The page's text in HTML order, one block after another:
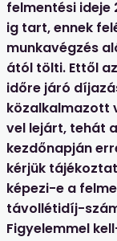
felmentési ideje
ig tart, ennek
munkavégzés
ától tölti. Ettől
időre járó
közalkalmazott
vel lejárt, tehát
kezdőnapján
kérjük
képezi-e a
távollétidíj-
Figyelemmel